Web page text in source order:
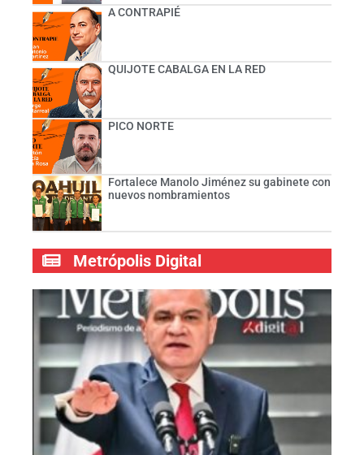
A CONTRAPIÉ
QUIJOTE CABALGA EN LA RED
PICO NORTE
Fortalece Manolo Jiménez su gabinete con
nuevos nombramientos
Metrópolis Digital